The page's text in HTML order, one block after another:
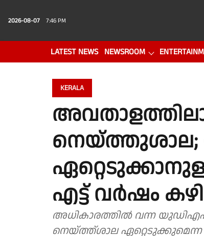
2026-08-07 7:46 PM
LATEST NEWS NEWSROOM
KERALA
നെയ്ത്തുശാല;
എട്ട് വർഷം
അധികാരത്തിൽ വന്ന യുഡിഎഫ്
നെയ്ത്ത്ശാല ഏറ്റെടുക്കുമെന്ന